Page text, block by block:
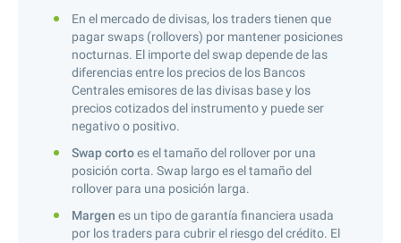
En el mercado de divisas, los traders tienen que
pagar swaps (rollovers) por mantener posiciones
nocturnas. El importe del swap depende de las
diferencias entre los precios de los Bancos
Centrales emisores de las divisas base y los
precios cotizados del instrumento y puede ser
negativo o positivo.
Swap cortoes el tamaño del rollover por una
posición corta. Swap largo es el tamaño del
rollover para una posición larga.
Margen es un tipo de garantía financiera usada
por los traders para cubrir el riesgo del crédito. El